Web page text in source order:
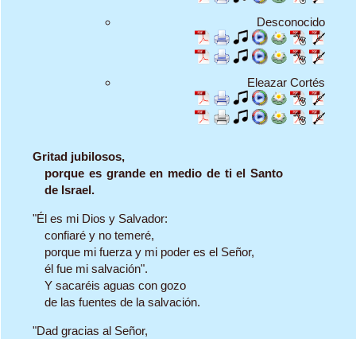
Desconocido
Eleazar Cortés
Gritad jubilosos,
porque es grande en medio de ti el Santo
de Israel.
"Él es mi Dios y Salvador:
confiaré y no temeré,
porque mi fuerza y mi poder es el Señor,
él fue mi salvación".
Y sacaréis aguas con gozo
de las fuentes de la salvación.
"Dad gracias al Señor,